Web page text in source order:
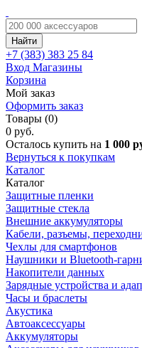
Найти
+7 (383) 383 25 84
Вход Магазины
Корзина
Мой заказ
Оформить заказ
Товары (0)
0 руб.
Осталось купить на 1 000
Вернуться к покупкам
Каталог
Каталог
Защитные пленки
Защитные стекла
Внешние аккумуляторы
Кабели, разъемы,
Чехлы для смартфонов
Наушники и Bluetooth-
Накопители данных
Зарядные устройства и
Часы и браслеты
Акустика
Автоаксессуары
Аккумуляторы